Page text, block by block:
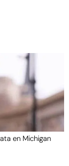
en Michigan